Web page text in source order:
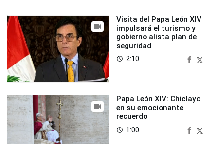
Visita del Papa León XIV
impulsará el turismo y
gobierno alista plan de
seguridad
access_time 2:10
Papa León XIV: Chiclayo
en su emocionante
recuerdo
access_time 1:00